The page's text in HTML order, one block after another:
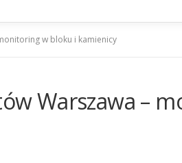
w bloku i kamienicy
Warszawa –